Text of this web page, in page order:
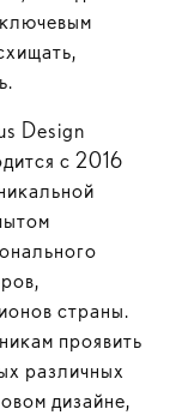
Design
с 2016
страны.
проявить
различных
дизайне,